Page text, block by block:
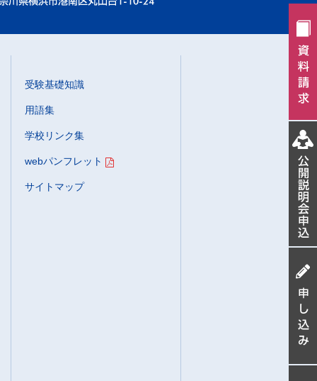
受験基礎知識
用語集
学校リンク集
webパンフレット
サイトマップ